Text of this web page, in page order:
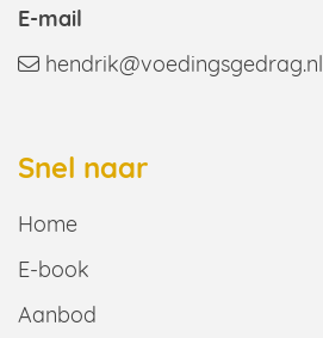
E-mail
hendrik@voedingsgedrag.nl
Snel naar
Home
E-book
Aanbod